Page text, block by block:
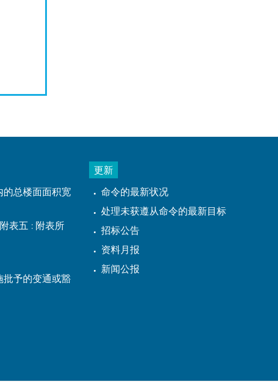
的总楼面面积宽
表五 : 附表所
予的变通或豁
更新
命令的最新状况
处理未获遵从命令的最新目标
招标公告
资料月报
新闻公报